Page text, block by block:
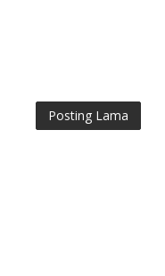
Posting Lama